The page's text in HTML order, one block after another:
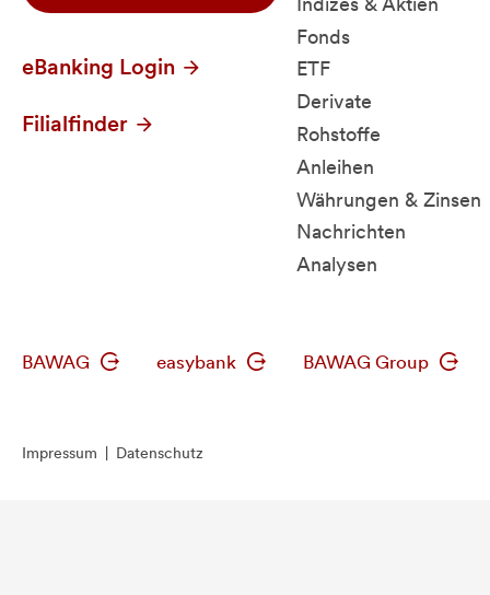
eBanking Login
Filialfinder
Fonds
ETF
Derivate
Rohstoffe
Anleihen
Währungen & Zinsen
Nachrichten
Analysen
BAWAG easybank BAWAG Group
Impressum Datenschutz